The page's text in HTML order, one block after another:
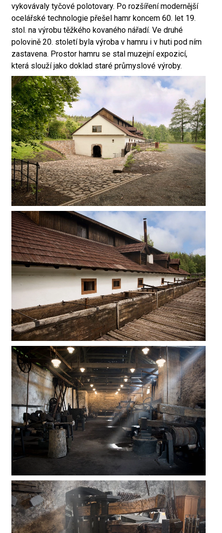
vykovávaly tyčové polotovary. Po rozšíření modernější
ocelářské technologie přešel hamr koncem 60. let 19.
stol. na výrobu těžkého kovaného nářadí. Ve druhé
polovině 20. století byla výroba v hamru i v huti pod ním
zastavena. Prostor hamru se stal muzejní expozicí,
která slouží jako doklad staré průmyslové výroby.